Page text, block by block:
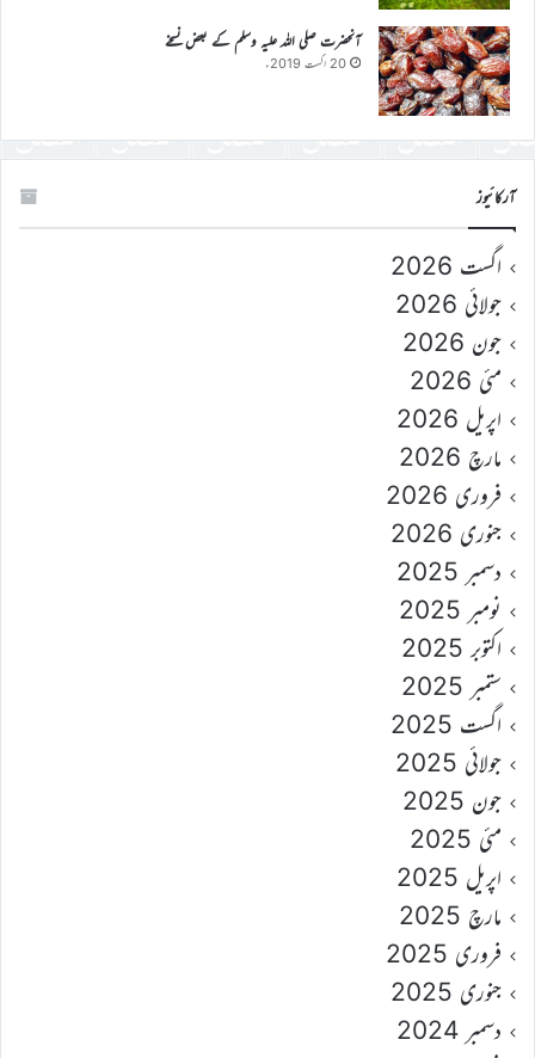
آنحضرت صلی اللہ علیہ وسلم کے بعض نسخے
20 اگست 2019ء
آرکائیوز
اگست 2026
جولائی 2026
جون 2026
مئی 2026
اپریل 2026
مارچ 2026
فروری 2026
جنوری 2026
دسمبر 2025
نومبر 2025
اکتوبر 2025
ستمبر 2025
اگست 2025
جولائی 2025
جون 2025
مئی 2025
اپریل 2025
مارچ 2025
فروری 2025
جنوری 2025
دسمبر 2024